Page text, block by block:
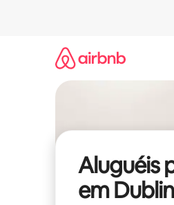
Aluguéis
em Dublin